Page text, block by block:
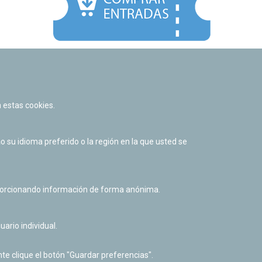
Política de cookies
Derecho de acceso a información pública
cookies.
su idioma preferido o la región en la que usted se
información de forma anónima.
individual.
clique el botón "Guardar preferencias".